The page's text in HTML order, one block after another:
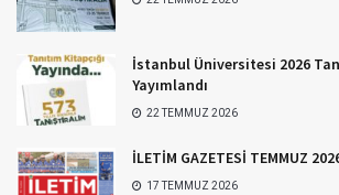
İstanbul Üniversitesi 2026
Yayımlandı
22 TEMMUZ 2026
İLETİM GAZETESİ TEMMUZ
17 TEMMUZ 2026